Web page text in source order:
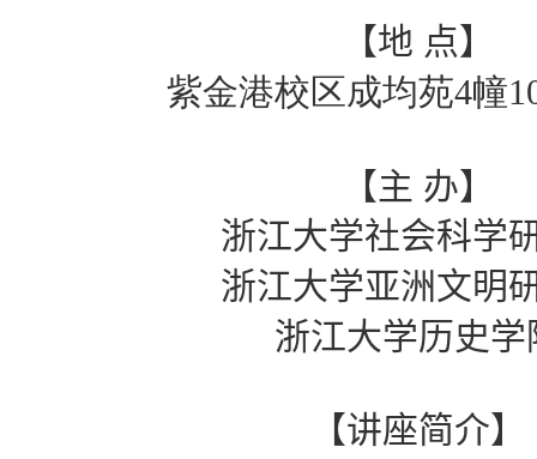
【地 点】
紫金港校区成均苑4幢
【主 办】
浙江大学社会科学
浙江大学亚洲文明
浙江大学历史学
【讲座简介】